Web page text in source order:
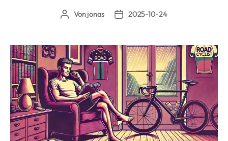
Beitragsautor
Vonjonas Beitragsdatum
2025-10-24